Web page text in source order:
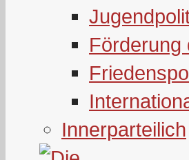
Förderung
Innerparteilich